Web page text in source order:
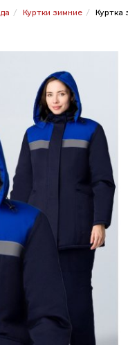
Куртки зимние Куртка